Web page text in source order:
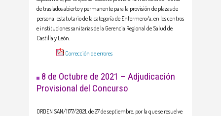
de traslados abierto y permanente para la provisión de plazas de
personal estatutario de la categoría de Enfermero/a, en los centros
e instituciones sanitarias de la Gerencia Regional de Salud de
Castilla y León.
Corrección de errores
8 de Octubre de 2021 – Adjudicación
Provisional del Concurso
ORDEN SAN/1177/2021, de 27 de septiembre, por la que se resuelve